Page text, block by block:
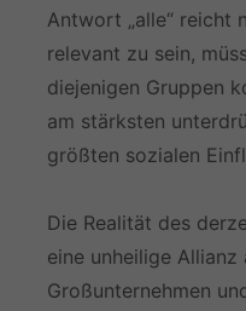
Antwort „alle“ reicht
relevant zu sein,
diejenigen Gruppen
am stärksten
größten sozialen
Die Realität des
eine unheilige Allianz
Großunternehmen